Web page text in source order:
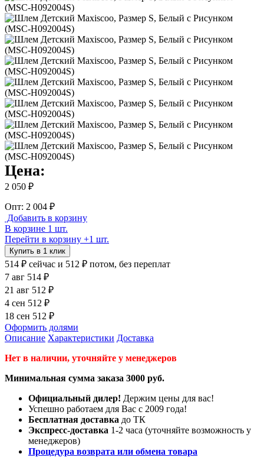
Цена:
2 050 ₽
Опт: 2 004 ₽
Добавить в корзину
В корзине 1 шт.
Перейти в корзину +1 шт.
Купить в 1 клик
514 ₽ сейчас и 512 ₽ потом, без переплат
7 авг 514 ₽
21 авг 512 ₽
4 сен 512 ₽
18 сен 512 ₽
Оформить долями
Описание Характеристики Доставка
Нет в наличии, уточняйте у менеджеров
Минимальная сумма заказа 3000 руб.
Официальный дилер! Держим цены для вас!
Успешно работаем для Вас с 2009 года!
Бесплатная доставка до ТК
Экспресс-доставка 1-2 часа (уточняйте возможность у
менеджеров)
Процедура возврата или обмена товара